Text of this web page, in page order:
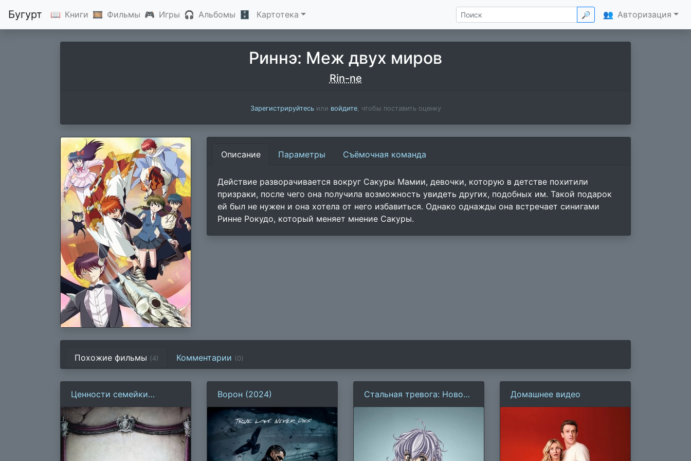
Бугурт 📖 Книги 🎞 Фильмы 🎮 Игры 🎧 Альбомы 🗄 Картотека 🔎 👥 Авторизация
Риннэ: Меж двух миров
Rin-ne
Зарегистрируйтесьили войдите, чтобы поставить оценку
Описание Параметры Съёмочная команда
Действие разворачивается вокруг Сакуры Мамии, девочки, которую в детстве похитили
призраки, после чего она получила возможность увидеть других, подобных им. Такой подарок
ей был не нужен и она хотела от него избавиться. Однако однажды она встречает синигами
Ринне Рокудо, который меняет мнение Сакуры.
Похожие фильмы (4) Комментарии (0)
Ценности семейки
Аддамс
Ворон (2024)
Стальная тревога: Новое
задание (2006)
Домашнее видео